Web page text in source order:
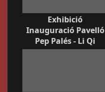
Exhibició
Inauguració Pavelló
Pep Palés - Li Qi